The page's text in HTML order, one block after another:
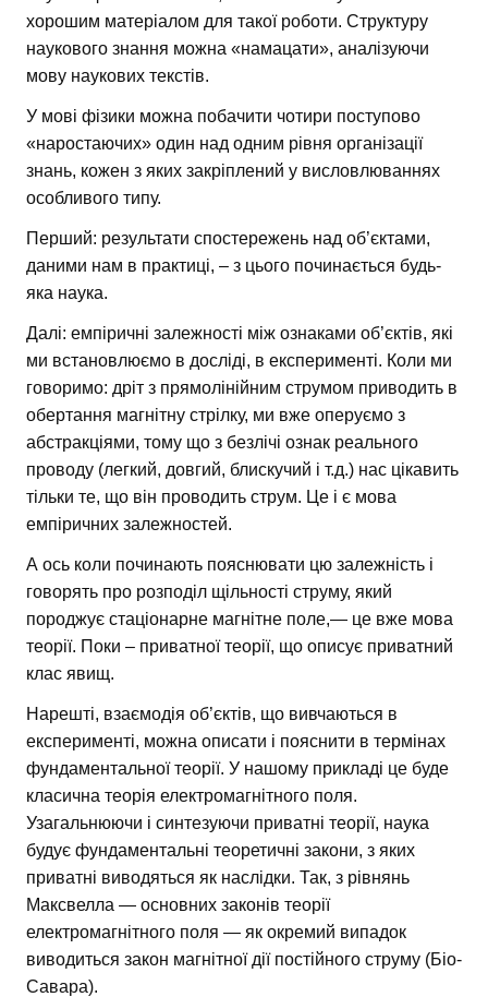
хорошим матеріалом для такої роботи. Структуру
наукового знання можна «намацати», аналізуючи
мову наукових текстів.
У мові фізики можна побачити чотири поступово
«наростаючих» один над одним рівня організації
знань, кожен з яких закріплений у висловлюваннях
особливого типу.
Перший: результати спостережень над об’єктами,
даними нам в практиці, – з цього починається будь-
яка наука.
Далі: емпіричні залежності між ознаками об’єктів, які
ми встановлюємо в досліді, в експерименті. Коли ми
говоримо: дріт з прямолінійним струмом приводить в
обертання магнітну стрілку, ми вже оперуємо з
абстракціями, тому що з безлічі ознак реального
проводу (легкий, довгий, блискучий і т.д.) нас цікавить
тільки те, що він проводить струм. Це і є мова
емпіричних залежностей.
А ось коли починають пояснювати цю залежність і
говорять про розподіл щільності струму, який
породжує стаціонарне магнітне поле,— це вже мова
теорії. Поки – приватної теорії, що описує приватний
клас явищ.
Нарешті, взаємодія об’єктів, що вивчаються в
експерименті, можна описати і пояснити в термінах
фундаментальної теорії. У нашому прикладі це буде
класична теорія електромагнітного поля.
Узагальнюючи і синтезуючи приватні теорії, наука
будує фундаментальні теоретичні закони, з яких
приватні виводяться як наслідки. Так, з рівнянь
Максвелла — основних законів теорії
електромагнітного поля — як окремий випадок
виводиться закон магнітної дії постійного струму (Біо-
Савара).